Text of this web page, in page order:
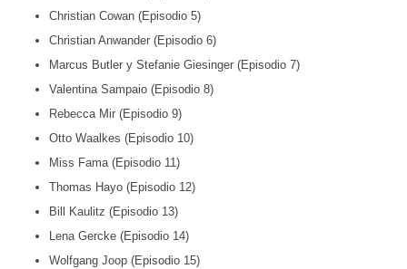
Christian Cowan (Episodio 5)
Christian Anwander (Episodio 6)
Marcus Butler y Stefanie Giesinger (Episodio 7)
Valentina Sampaio (Episodio 8)
Rebecca Mir (Episodio 9)
Otto Waalkes (Episodio 10)
Miss Fama (Episodio 11)
Thomas Hayo (Episodio 12)
Bill Kaulitz (Episodio 13)
Lena Gercke (Episodio 14)
Wolfgang Joop (Episodio 15)